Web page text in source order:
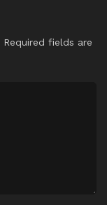
Required fields are